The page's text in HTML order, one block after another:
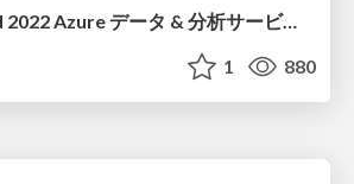
Microsoft Build 2022 Azure データ & 分析サービス 最新アップデート
1 880